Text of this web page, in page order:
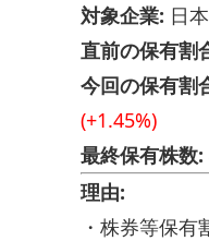
対象企業: 日
直前の保有割
今回の保有割
(+1.45%)
最終保有株数:
理由:
・株券等保有